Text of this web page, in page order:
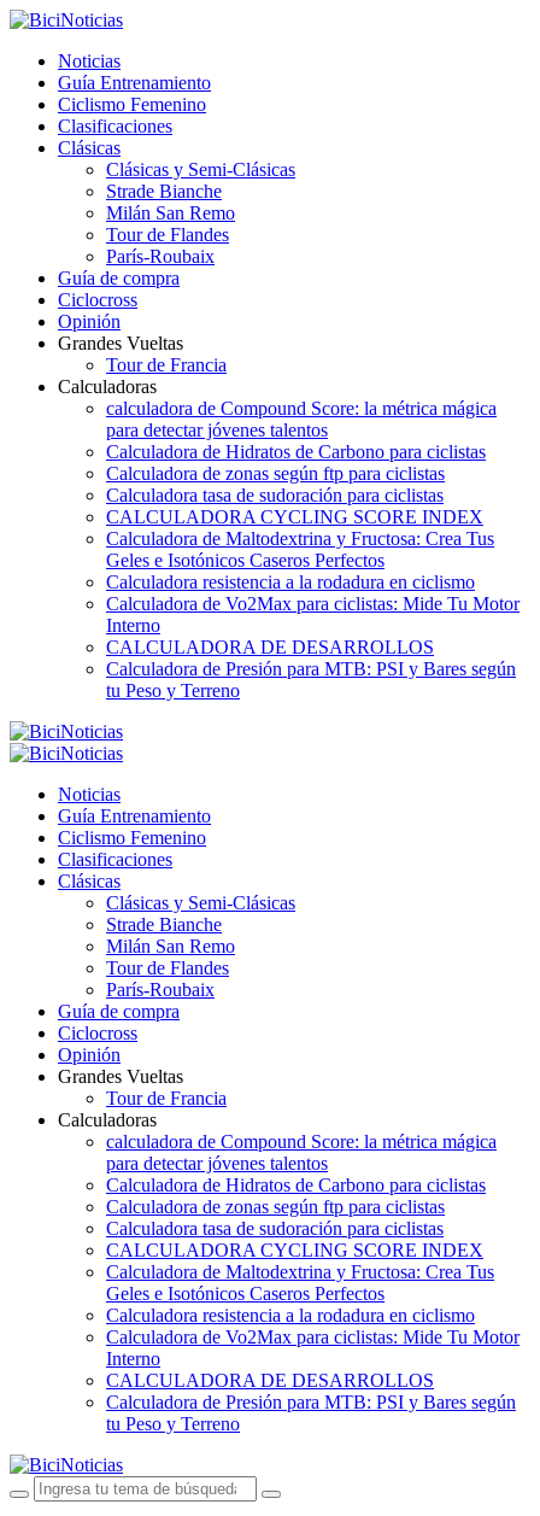
Noticias
Guía Entrenamiento
Ciclismo Femenino
Clasificaciones
Clásicas
Clásicas y Semi-Clásicas
Strade Bianche
Milán San Remo
Tour de Flandes
París-Roubaix
Guía de compra
Ciclocross
Opinión
Grandes Vueltas
Tour de Francia
Calculadoras
calculadora de Compound Score: la métrica mágica
para detectar jóvenes talentos
Calculadora de Hidratos de Carbono para ciclistas
Calculadora de zonas según ftp para ciclistas
Calculadora tasa de sudoración para ciclistas
CALCULADORA CYCLING SCORE INDEX
Calculadora de Maltodextrina y Fructosa: Crea Tus
Geles e Isotónicos Caseros Perfectos
Calculadora resistencia a la rodadura en ciclismo
Calculadora de Vo2Max para ciclistas: Mide Tu Motor
Interno
CALCULADORA DE DESARROLLOS
Calculadora de Presión para MTB: PSI y Bares según
tu Peso y Terreno
Noticias
Guía Entrenamiento
Ciclismo Femenino
Clasificaciones
Clásicas
Clásicas y Semi-Clásicas
Strade Bianche
Milán San Remo
Tour de Flandes
París-Roubaix
Guía de compra
Ciclocross
Opinión
Grandes Vueltas
Tour de Francia
Calculadoras
calculadora de Compound Score: la métrica mágica
para detectar jóvenes talentos
Calculadora de Hidratos de Carbono para ciclistas
Calculadora de zonas según ftp para ciclistas
Calculadora tasa de sudoración para ciclistas
CALCULADORA CYCLING SCORE INDEX
Calculadora de Maltodextrina y Fructosa: Crea Tus
Geles e Isotónicos Caseros Perfectos
Calculadora resistencia a la rodadura en ciclismo
Calculadora de Vo2Max para ciclistas: Mide Tu Motor
Interno
CALCULADORA DE DESARROLLOS
Calculadora de Presión para MTB: PSI y Bares según
tu Peso y Terreno